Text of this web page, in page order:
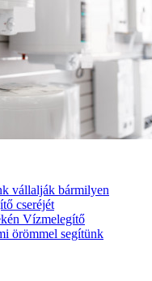
vállalják bármilyen
cseréjét
Vízmelegítő
örömmel segítünk